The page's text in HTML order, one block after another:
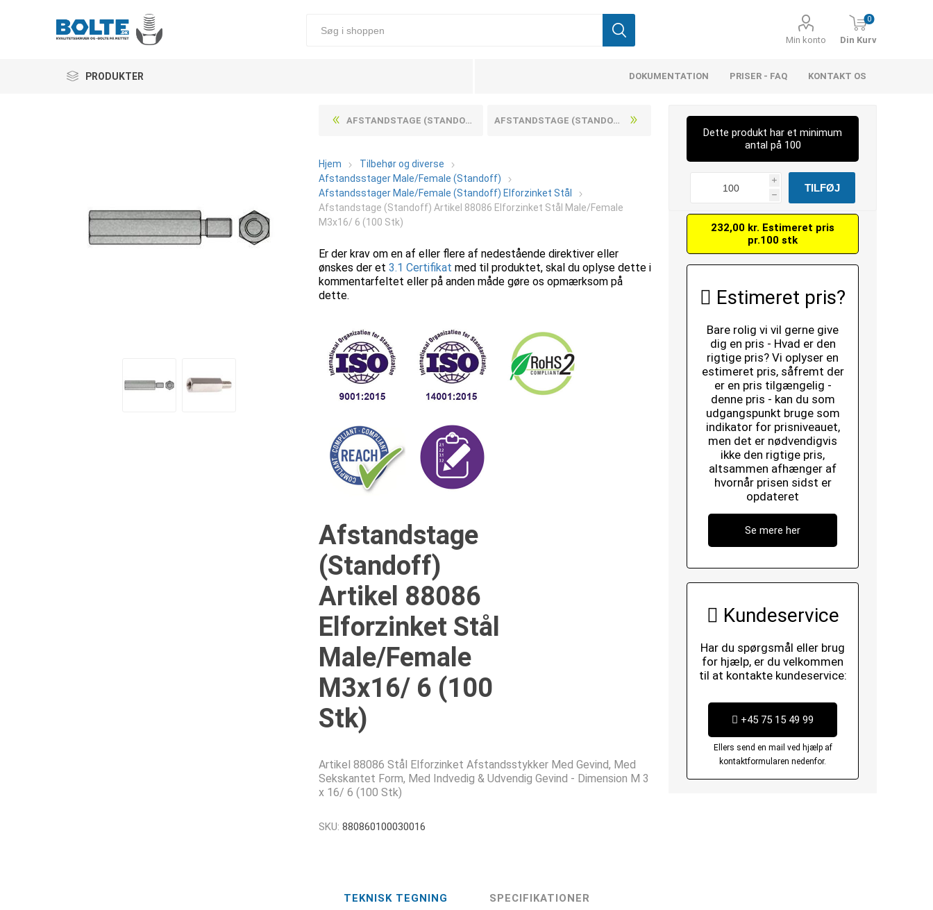
Min konto
0
Din Kurv
PRODUKTER DOKUMENTATION PRISER - FAQ KONTAKT OS
AFSTANDSTAGE (STANDOFF) ARTIKEL 88086 ELFORZINKET STÅL MALE/FEMALE M3X14/ 6 (100 STK) AFSTANDSTAGE (STANDOFF) ARTIKEL 88086 ELFORZINKET STÅL MALE/FEMALE M3X20/ 6 (100 STK)
Hjem
Tilbehør og diverse
Afstandsstager Male/Female (Standoff)
Afstandsstager Male/Female (Standoff) Elforzinket Stål
Afstandstage (Standoff) Artikel 88086 Elforzinket Stål Male/Female
M3x16/ 6 (100 Stk)
Er der krav om en af eller flere af nedestående direktiver eller
ønskes der et3.1 Certifikat med til produktet, skal du oplyse dette i
kommentarfeltet eller på anden måde gøre os opmærksom på
dette.
Afstandstage
(Standoff)
Artikel 88086
Elforzinket Stål
Male/Female
M3x16/ 6 (100
Stk)
Artikel 88086 Stål Elforzinket Afstandsstykker Med Gevind, Med
Sekskantet Form, Med Indvedig & Udvendig Gevind - Dimension M 3
x 16/ 6 (100 Stk)
SKU: 880860100030016
Dette produkt har et minimum
antal på 100
i
h
232,00 kr. Estimeret pris
pr.100 stk
Estimeret pris?
Bare rolig vi vil gerne give
dig en pris - Hvad er den
rigtige pris? Vi oplyser en
estimeret pris, såfremt der
er en pris tilgængelig -
denne pris - kan du som
udgangspunkt bruge som
indikator for prisniveauet,
men det er nødvendigvis
ikke den rigtige pris,
altsammen afhænger af
hvornår prisen sidst er
opdateret
Se mere her
Kundeservice
Har du spørgsmål eller brug
for hjælp, er du velkommen
til at kontakte kundeservice:
+45 75 15 49 99
Ellers send en mail ved hjælp af
kontaktformularen nedenfor.
TEKNISK TEGNING SPECIFIKATIONER